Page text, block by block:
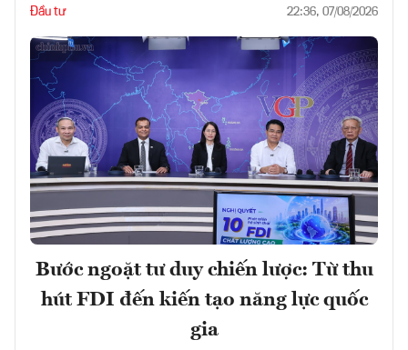
Đầu tư 22:36, 07/08/2026
Bước ngoặt tư duy chiến lược: Từ thu
hút FDI đến kiến tạo năng lực quốc
gia